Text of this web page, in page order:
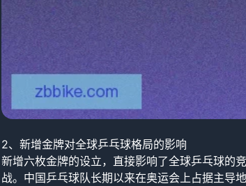
2、新增金牌对全球乒乓球格局的影响
新增六枚金牌的设立，直接影响了全球乒乓球的
战。中国乒乓球队长期以来在奥运会上占据主导